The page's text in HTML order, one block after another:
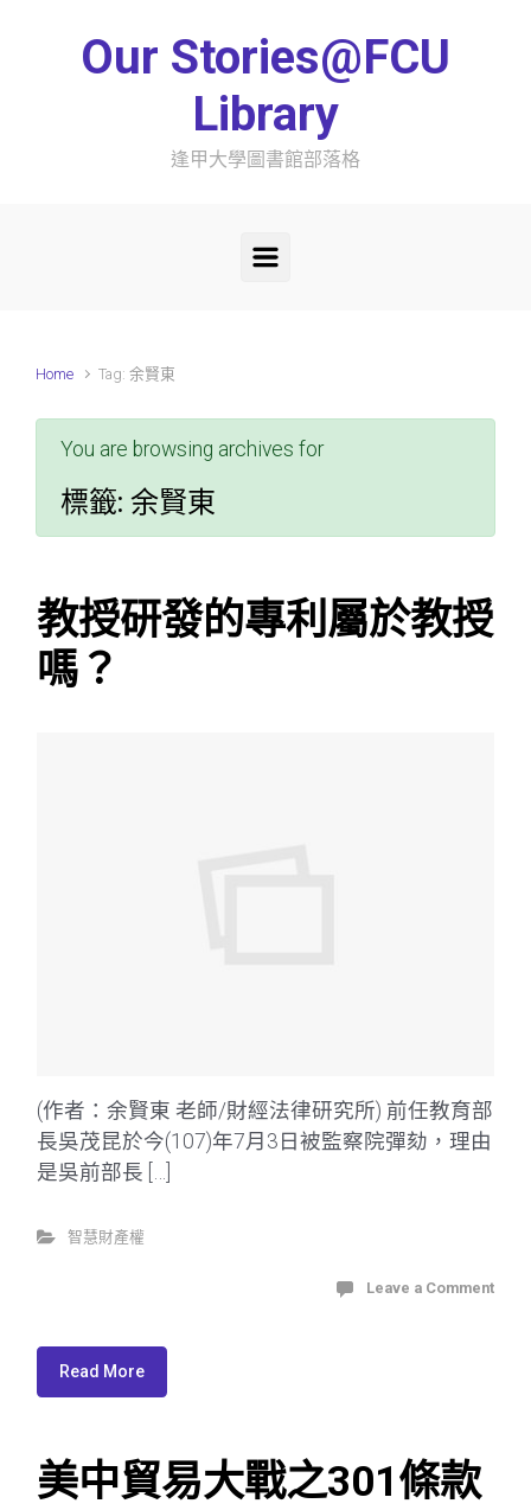
Our Stories@FCU
Library
逢甲大學圖書館部落格
Home Tag: 余賢東
You are browsing archives for
標籤: 余賢東
教授研發的專利屬於教授
嗎？
(作者：余賢東 老師/財經法律研究所) 前任教育部
長吳茂昆於今(107)年7月3日被監察院彈劾，理由
是吳前部長 […]
智慧財產權
Leave a Comment
Read More
美中貿易大戰之301條款